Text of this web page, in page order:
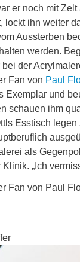
er noch mit
lockt ihn weiter
Aussterben
werden.
bei der
Fan von Paul
Exemplar und
schauen ihm
Esstisch
als
„Ich
Fan von Paul